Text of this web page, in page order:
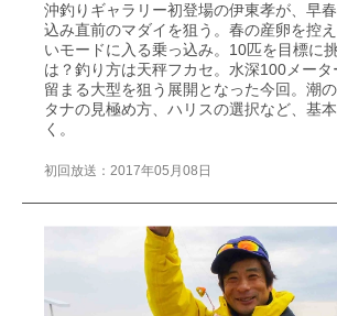
沖釣りギャラリー初登場の伊東孝が、早
込み直前のマダイを狙う。春の産卵を控
いモードに入る乗っ込み。10匹を目標に
は？釣り方は天秤フカセ。水深100メー
留まる大型を狙う展開となった今回。潮
タナの見極め方、ハリスの選択など、基
く。
初回放送：2017年05月08日